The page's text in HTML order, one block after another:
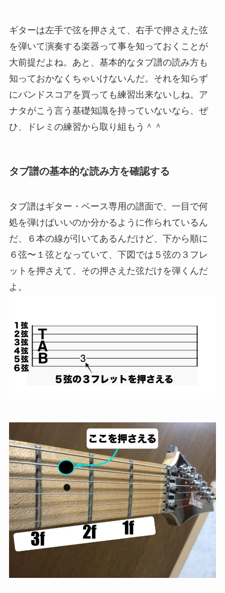
ギターは左手で弦を押さえて、右手で押さえた弦
を弾いて演奏する楽器って事を知っておくことが
大前提だよね。あと、基本的なタブ譜の読み方も
知っておかなくちゃいけないんだ。それを知らず
にバンドスコアを買っても練習出来ないしね。ア
ナタがこう言う基礎知識を持っていないなら、ぜ
ひ、ドレミの練習から取り組もう＾＾
タブ譜の基本的な読み方を確認する
タブ譜はギター・ベース専用の譜面で、一目で何
処を弾けばいいのか分かるように作られているん
だ、６本の線が引いてあるんだけど、下から順に
６弦〜１弦となっていて、下図では５弦の３フレ
ットを押さえて、その押さえた弦だけを弾くんだ
よ。